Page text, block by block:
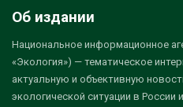
Об издании
Национальное информационное
«Экология») — тематическое
актуальную и объективную
экологической ситуации в России